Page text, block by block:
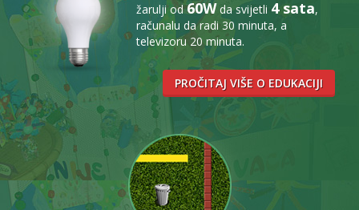
žarulji od60Wda svijetli 4 sata,
računalu da radi 30 minuta, a
televizoru 20 minuta.
PROČITAJ VIŠE O EDUKACIJI